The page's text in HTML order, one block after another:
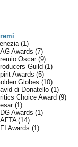
(1)
Awards(7)
Oscar(9)
Guild(1)
Awards(5)
Globes(10)
di Donatello(1)
Choice Award(9)
(1)
Awards(1)
(14)
Awards(1)